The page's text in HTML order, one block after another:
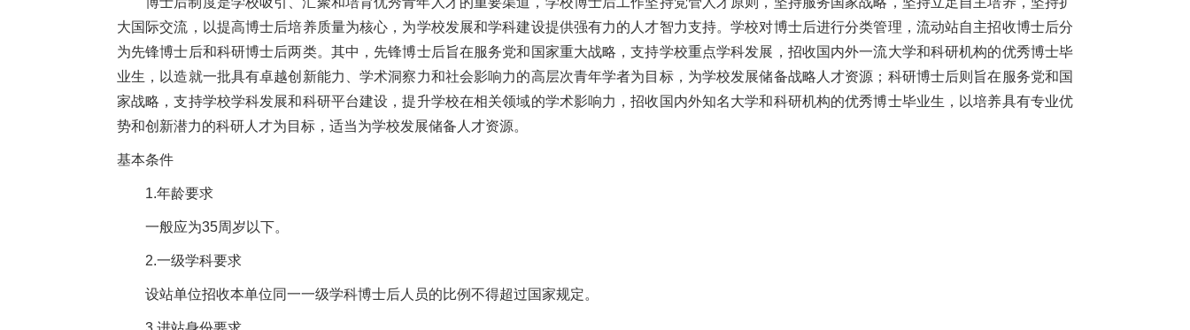
大国际交流，以提高博士后培养质量为核心，为学校发展和学科建设提供强有力的人才智力支持。学校对博士后进行分类管理，流动站自主招收博士后分
为先锋博士后和科研博士后两类。其中，先锋博士后旨在服务党和国家重大战略，支持学校重点学科发展，招收国内外一流大学和科研机构的优秀博士毕
业生，以造就一批具有卓越创新能力、学术洞察力和社会影响力的高层次青年学者为目标，为学校发展储备战略人才资源；科研博士后则旨在服务党和国
家战略，支持学校学科发展和科研平台建设，提升学校在相关领域的学术影响力，招收国内外知名大学和科研机构的优秀博士毕业生，以培养具有专业优
势和创新潜力的科研人才为目标，适当为学校发展储备人才资源。
基本条件
1.年龄要求
一般应为35周岁以下。
2.一级学科要求
设站单位招收本单位同一一级学科博士后人员的比例不得超过国家规定。